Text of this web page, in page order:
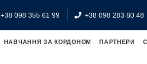
+38 098 355 61 99 +38 098 283 80 48
НАВЧАННЯ ЗА КОРДОНОМ ПАРТНЕРИ